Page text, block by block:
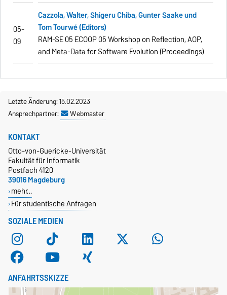
05-
09
Cazzola, Walter, Shigeru Chiba, Gunter Saake und
Tom Tourwé (Editors)
RAM-SE 05 ECOOP 05 Workshop on Reflection, AOP,
and Meta-Data forSoftware Evolution (Proceedings)
Letzte Änderung: 15.02.2023
Ansprechpartner:
Webmaster
SOZIALE MEDIEN
KONTAKT
Otto-von-Guericke-Universität
Fakultät für Informatik
Postfach 4120
39016 Magdeburg
mehr…
Für studentische Anfragen
ANFAHRTSSKIZZE